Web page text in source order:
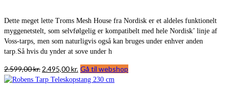
Dette meget lette Troms Mesh House fra Nordisk er et aldeles funktionelt
myggenetstelt, som selvfølgelig er kompatibelt med hele Nordisk’ linje af
Voss-tarps, men som naturligvis også kan bruges under enhver anden
tarp.Så hvis du ynder at sove under h
2.599,00kr. Den
oprindelige
2.495,00kr. Den
aktuelle
Gå til webshop